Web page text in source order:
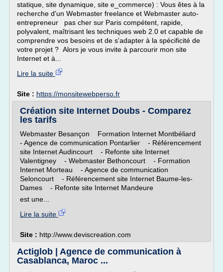
statique, site dynamique, site e_commerce) : Vous êtes à la
recherche d'un Webmaster freelance et Webmaster auto-
entrepreneur pas cher sur Paris compétent, rapide,
polyvalent, maîtrisant les techniques web 2.0 et capable de
comprendre vos besoins et de s'adapter à la spécificité de
votre projet ? Alors je vous invite à parcourir mon site
Internet et à...
Lire la suite
Site : https://monsitewebperso.fr
Création site Internet Doubs - Comparez
les tarifs
Webmaster Besançon Formation Internet Montbéliard
- Agence de communication Pontarlier - Référencement
site Internet Audincourt - Refonte site Internet
Valentigney - Webmaster Bethoncourt - Formation
Internet Morteau - Agence de communication
Seloncourt - Référencement site Internet Baume-les-
Dames - Refonte site Internet Mandeure
est une...
Lire la suite
Site : http://www.deviscreation.com
Actiglob | Agence de communication à
Casablanca, Maroc ...